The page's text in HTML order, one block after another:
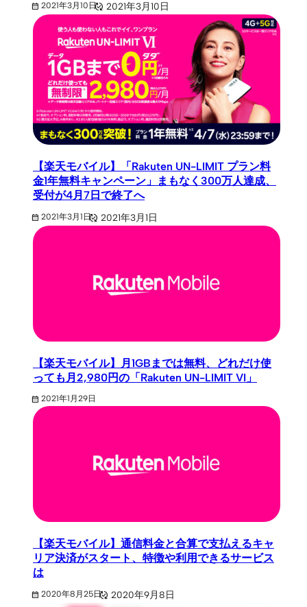
2021年3月10日 2021年3月10日
【楽天モバイル】「Rakuten UN-LIMIT プラン料
金1年無料キャンペーン」まもなく300万人達成、
受付が4月7日で終了へ
2021年3月1日 2021年3月1日
【楽天モバイル】月1GBまでは無料、どれだけ使
っても月2,980円の「Rakuten UN-LIMIT VI」
2021年1月29日
【楽天モバイル】通信料金と合算で支払えるキャ
リア決済がスタート、特徴や利用できるサービス
は
2020年8月25日 2020年9月8日